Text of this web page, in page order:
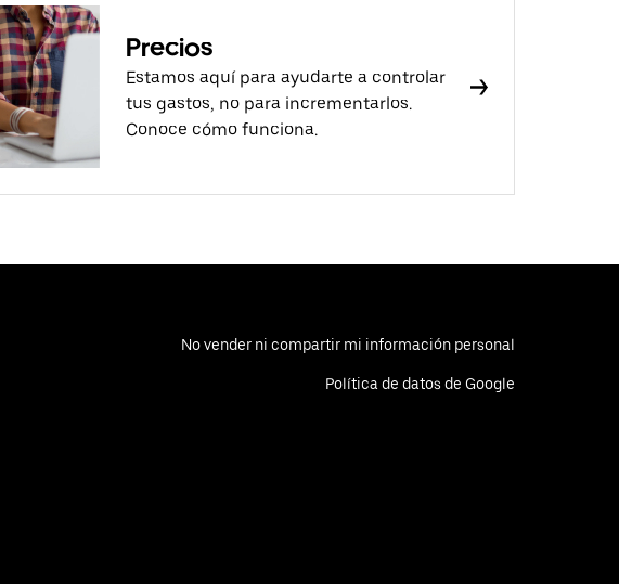
Precios
Estamos aquí para ayudarte a controlar
tus gastos, no para incrementarlos.
Conoce cómo funciona.
No vender ni compartir mi información personal
Política de datos de Google